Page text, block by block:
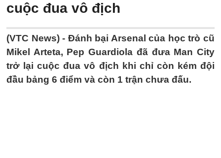
cuộc đua vô địch
(VTC News) - Đánh bại Arsenal của học trò cũ
Mikel Arteta, Pep Guardiola đã đưa Man City
trở lại cuộc đua vô địch khi chỉ còn kém đội
đầu bảng 6 điểm và còn 1 trận chưa đấu.